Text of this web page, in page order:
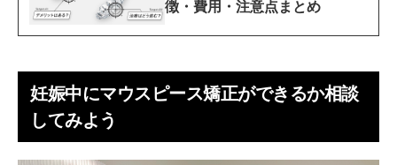
徴・費用・注意点まとめ
妊娠中にマウスピース矯正ができるか相談
してみよう